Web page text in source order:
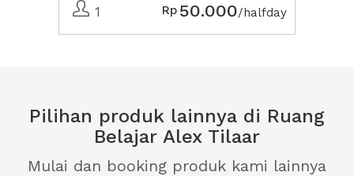
1 Rp 50.000/halfday
Pilihan produk lainnya di Ruang
Belajar Alex Tilaar
Mulai dan booking produk kami lainnya